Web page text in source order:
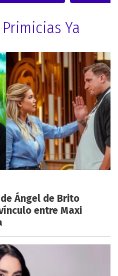
Ya
Ángel de Brito
entre Maxi